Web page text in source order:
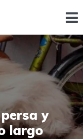
y
largo